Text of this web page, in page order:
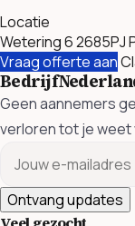
Locatie
Wetering 6 2685PJ
Vraag offerte aan
Geen aannemers
verloren tot je weet
Ontvang updates